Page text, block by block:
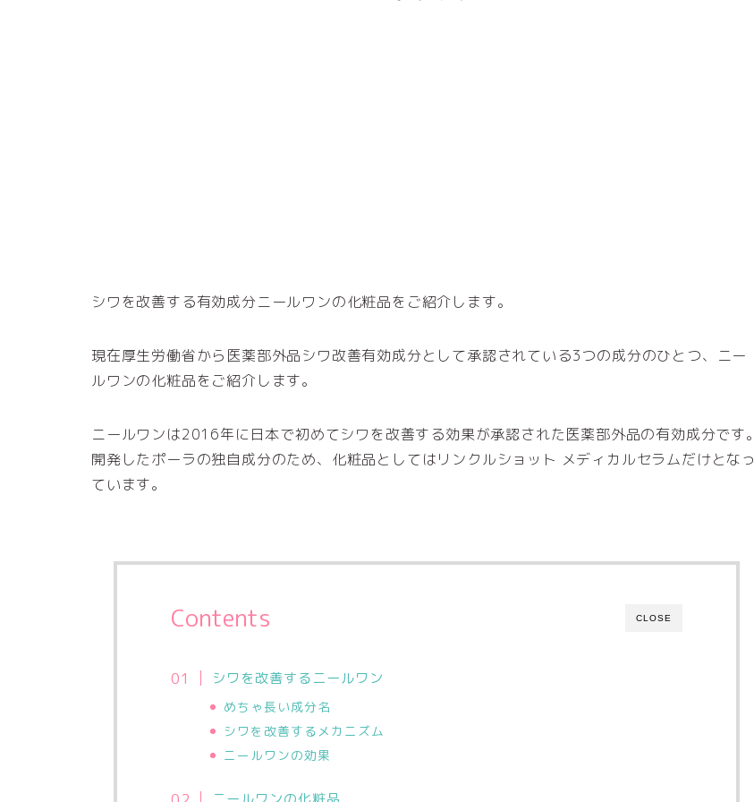
シワを改善する有効成分ニールワンの化粧品をご紹介します。
現在厚生労働省から医薬部外品シワ改善有効成分として承認されている3つの成分のひとつ、ニー
ルワンの化粧品をご紹介します。
ニールワンは2016年に日本で初めてシワを改善する効果が承認された医薬部外品の有効成分です。
開発したポーラの独自成分のため、化粧品としてはリンクルショット メディカルセラムだけとなっ
ています。
CLOSE
Contents
シワを改善するニールワン
めちゃ長い成分名
シワを改善するメカニズム
ニールワンの効果